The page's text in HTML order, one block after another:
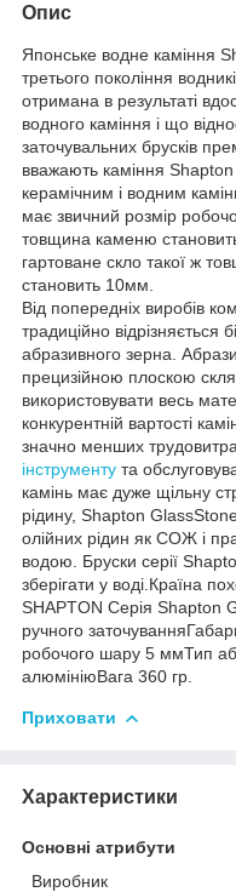
Опис
Японське водне каміння
третього покоління
отримана в результаті
водного каміння і що
заточувальних брусків
вважають каміння
керамічним і водним
має звичний розмір
товщина каменю
гартоване скло такої ж
становить 10мм.
Від попередніх виробів
традиційно відрізняється
абразивного зерна.
прецизійною плоскою
використовувати весь
конкурентній вартості
значно менших
інструменту та
камінь має дуже щільну
рідину, Shapton
олійних рідин як СОЖ і
водою. Бруски серії
зберігати у воді.Країна
SHAPTON Серія Shapton
ручного
робочого шару 5 ммТип
алюмініюВага 360 гр.
Приховати
Характеристики
Основні атрибути
Виробник